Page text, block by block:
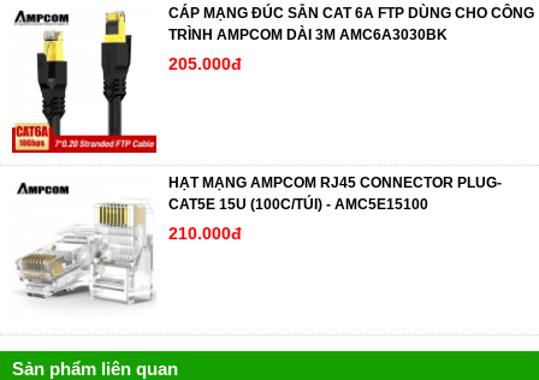
CÁP MẠNG ĐÚC SẴN CAT 6A FTP DÙNG CHO CÔNG
TRÌNH AMPCOM DÀI 3M AMC6A3030BK
205.000đ
HẠT MẠNG AMPCOM RJ45 CONNECTOR PLUG-
CAT5E 15U (100C/TÚI) - AMC5E15100
210.000đ
Sản phẩm liên quan